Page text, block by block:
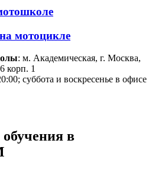
мотоцикле
: м. Академическая, г. Москва,
корп. 1
суббота и воскресенье в офисе
в